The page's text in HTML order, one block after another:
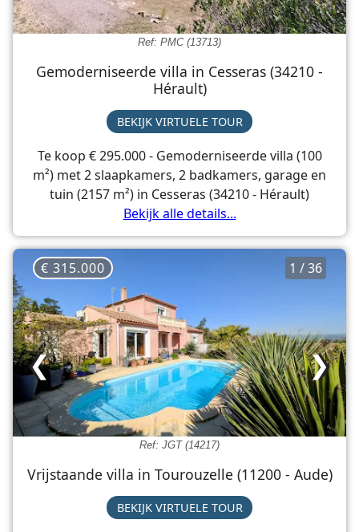
Ref: PMC (13713)
Gemoderniseerde villa in Cesseras (34210 -
Hérault)
BEKIJK VIRTUELE TOUR
Te koop € 295.000 - Gemoderniseerde villa (100
m²) met 2 slaapkamers, 2 badkamers, garage en
tuin (2157 m²) in Cesseras (34210 - Hérault)
Bekijk alle details...
Ref: JGT (14217)
1 / 36
❯
❮
€ 315.000
Vrijstaande villa in Tourouzelle (11200 - Aude)
BEKIJK VIRTUELE TOUR